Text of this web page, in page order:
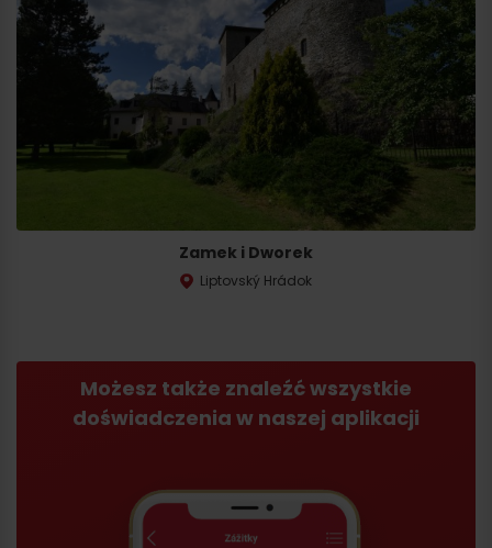
Zamek i Dworek
Liptovský Hrádok
Możesz także znaleźć wszystkie
doświadczenia w naszej aplikacji